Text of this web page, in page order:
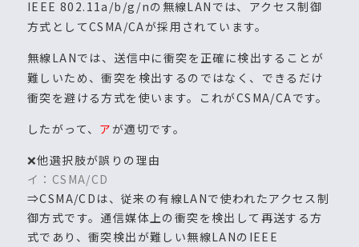
IEEE 802.11a/b/g/nの無線LANでは、アクセス制御
方式としてCSMA/CAが採用されています。
無線LANでは、送信中に衝突を正確に検出することが
難しいため、衝突を検出するのではなく、できるだけ
衝突を避ける方式を使います。これがCSMA/CAです。
したがって、 アが適切です。
❌他選択肢が誤りの理由
イ：CSMA/CD
⇒CSMA/CDは、従来の有線LANで使われたアクセス制
御方式です。通信媒体上の衝突を検出して再送する方
式であり、衝突検出が難しい無線LANのIEEE